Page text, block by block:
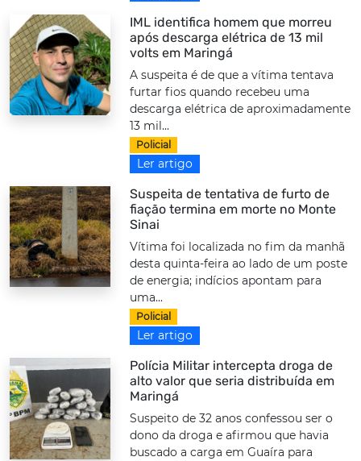
IML identifica homem que morreu
após descarga elétrica de 13 mil
volts em Maringá
A suspeita é de que a vítima tentava
furtar fios quando recebeu uma
descarga elétrica de aproximadamente
13 mil...
Policial
Ler artigo
Suspeita de tentativa de furto de
fiação termina em morte no Monte
Sinai
Vítima foi localizada no fim da manhã
desta quinta-feira ao lado de um poste
de energia; indícios apontam para
uma...
Policial
Ler artigo
Polícia Militar intercepta droga de
alto valor que seria distribuída em
Maringá
Suspeito de 32 anos confessou ser o
dono da droga e afirmou que havia
buscado a carga em Guaíra para